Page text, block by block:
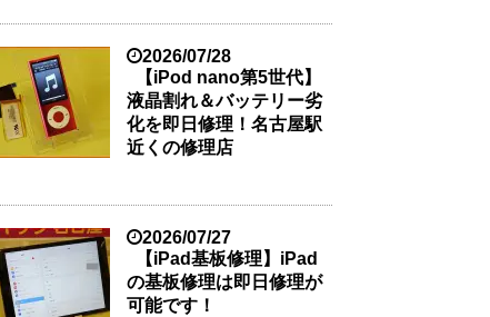
2026/07/28
【iPod nano第5世代】
液晶割れ＆バッテリー劣
化を即日修理！名古屋駅
近くの修理店
2026/07/27
【iPad基板修理】iPad
の基板修理は即日修理が
可能です！